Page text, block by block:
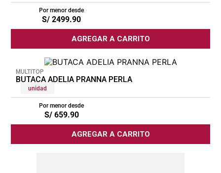
Por menor desde
S/ 2499.90
AGREGAR A CARRITO
MULTITOP
BUTACA ADELIA PRANNA PERLA
unidad
Por menor desde
S/ 659.90
AGREGAR A CARRITO